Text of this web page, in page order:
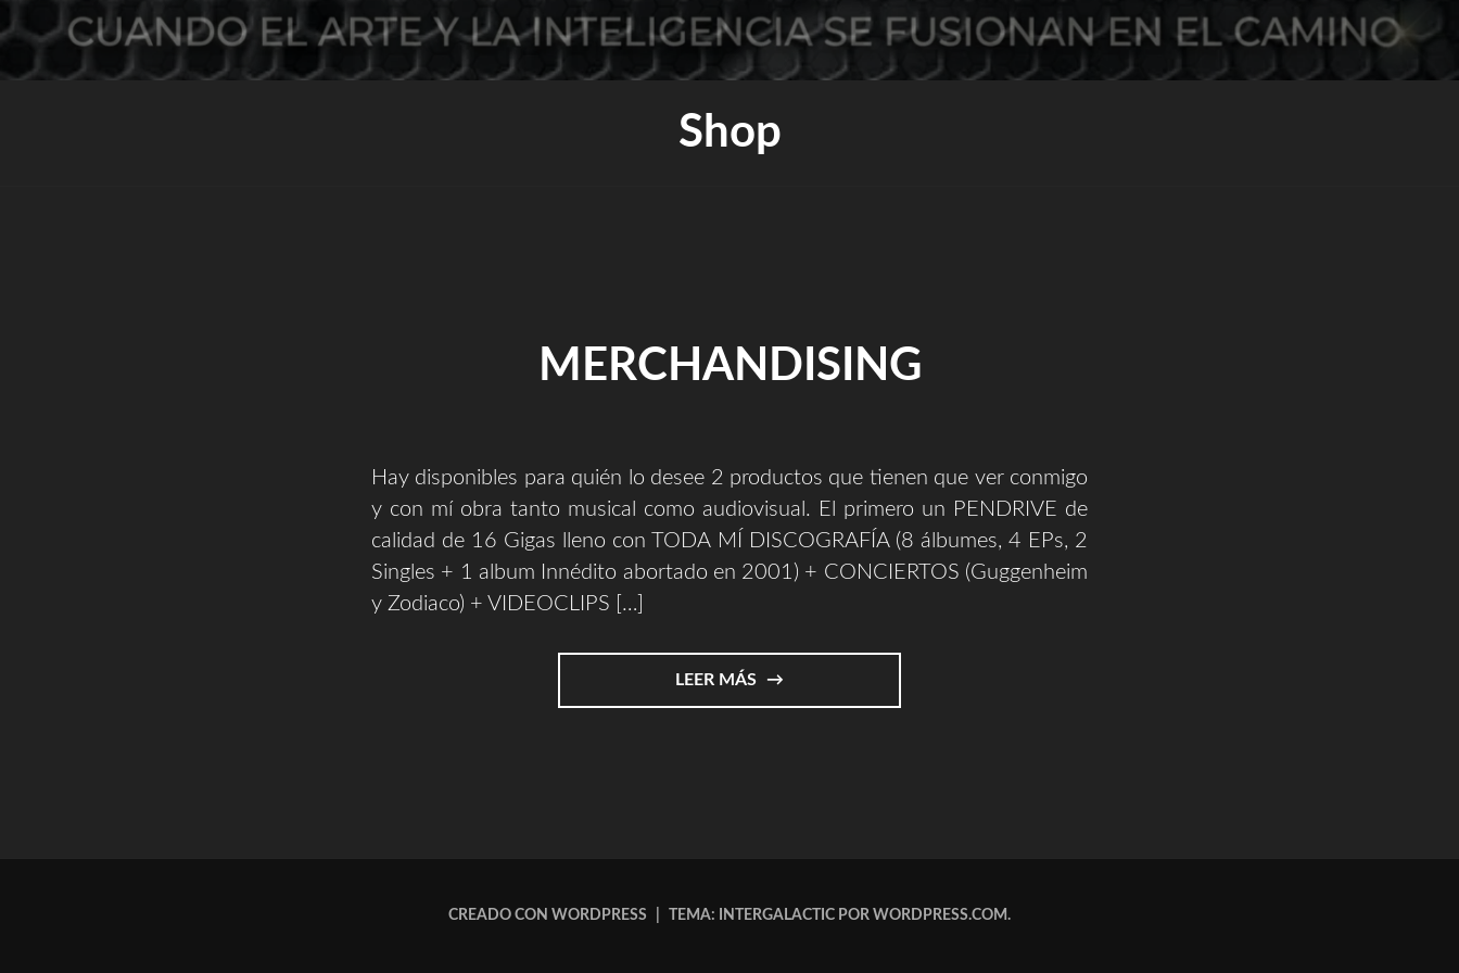
Shop
MERCHANDISING
Hay disponibles para quién lo desee 2 productos que tienen que ver conmigo
y con mí obra tanto musical como audiovisual. El primero un PENDRIVE de
calidad de 16 Gigas lleno con TODA MÍ DISCOGRAFÍA (8 álbumes, 4 EPs, 2
Singles + 1 album Innédito abortado en 2001) + CONCIERTOS (Guggenheim
y Zodiaco) + VIDEOCLIPS […]
LEER MÁS "MERCHANDISING"
CREADO CON WORDPRESS TEMA: INTERGALACTIC POR WORDPRESS.COM.